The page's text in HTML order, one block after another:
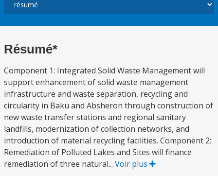
Résumé*
Component 1: Integrated Solid Waste Management will
support enhancement of solid waste management
infrastructure and waste separation, recycling and
circularity in Baku and Absheron through construction of
new waste transfer stations and regional sanitary
landfills, modernization of collection networks, and
introduction of material recycling facilities. Component 2:
Remediation of Polluted Lakes and Sites will finance
remediation of three natural... Voir plus